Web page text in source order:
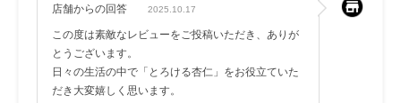
店舗からの回答 2025.10.17
この度は素敵なレビューをご投稿いただき、ありが
とうございます。
日々の生活の中で「とろける杏仁」をお役立ていた
だき大変嬉しく思います。